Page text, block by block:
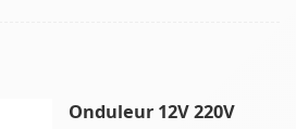
Onduleur 12V 220V